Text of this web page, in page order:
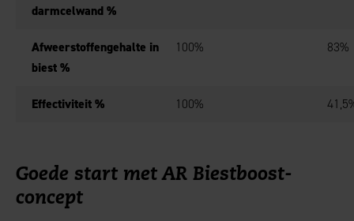
darmcelwand %
Afweerstoffengehalte in
biest %
100% 83%
Effectiviteit % 100%
Goede start met AR Biestboost-
concept